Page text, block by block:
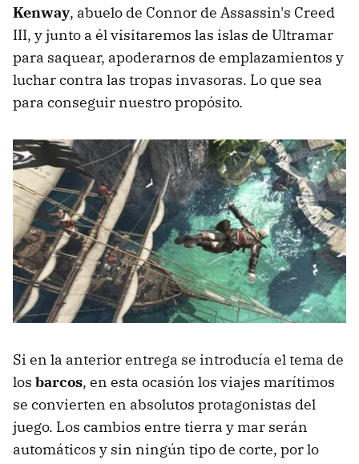
Kenway, abuelo de Connor de Assassin's Creed
III, y junto a él visitaremos las islas de Ultramar
para saquear, apoderarnos de emplazamientos y
luchar contra las tropas invasoras. Lo que sea
para conseguir nuestro propósito.
Si en la anterior entrega se introducía el tema de
los barcos, en esta ocasión los viajes marítimos
se convierten en absolutos protagonistas del
juego. Los cambios entre tierra y mar serán
automáticos y sin ningún tipo de corte, por lo